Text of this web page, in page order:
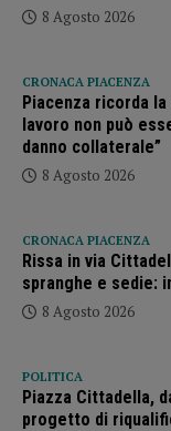
8 Agosto 2026
CRONACA PIACENZA
Piacenza ricorda
lavoro non può
danno collaterale”
8 Agosto 2026
CRONACA PIACENZA
Rissa in via
spranghe e sedie:
8 Agosto 2026
POLITICA
Piazza Cittadella,
progetto di